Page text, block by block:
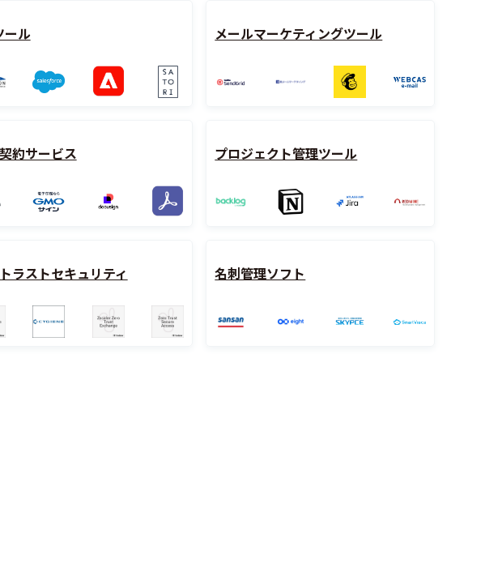
ール メールマーケティングツール
約サービス プロジェクト管理ツール
ラストセキュリティ 名刺管理ソフト